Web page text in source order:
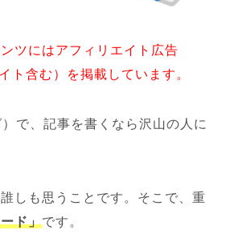
ツにはアフィリエイト広告
ト含む）を掲載しています。
で、記事を書くなら沢山の人に
しも思うことです。そこで、重
ド」です。